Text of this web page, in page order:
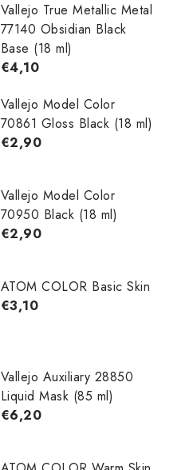
Vallejo True Metallic Metal
77140 Obsidian Black
Base (18 ml)
€4,10
Vallejo Model Color
70861 Gloss Black (18 ml)
€2,90
Vallejo Model Color
70950 Black (18 ml)
€2,90
ATOM COLOR Basic Skin
€3,10
Vallejo Auxiliary 28850
Liquid Mask (85 ml)
€6,20